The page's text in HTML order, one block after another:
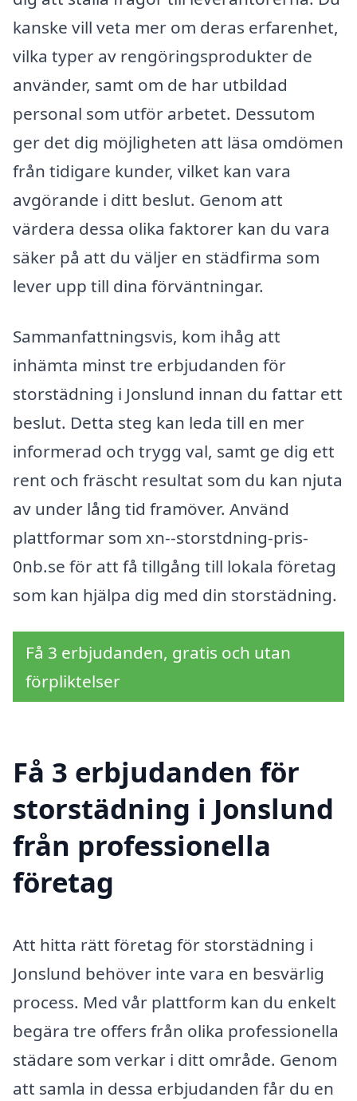
kanske vill veta mer om deras erfarenhet,
vilka typer av rengöringsprodukter de
använder, samt om de har utbildad
personal som utför arbetet. Dessutom
ger det dig möjligheten att läsa omdömen
från tidigare kunder, vilket kan vara
avgörande i ditt beslut. Genom att
värdera dessa olika faktorer kan du vara
säker på att du väljer en städfirma som
lever upp till dina förväntningar.
Sammanfattningsvis, kom ihåg att
inhämta minst tre erbjudanden för
storstädning i Jonslund innan du fattar ett
beslut. Detta steg kan leda till en mer
informerad och trygg val, samt ge dig ett
rent och fräscht resultat som du kan njuta
av under lång tid framöver. Använd
plattformar som xn--storstdning-pris-
0nb.se för att få tillgång till lokala företag
som kan hjälpa dig med din storstädning.
Få 3 erbjudanden, gratis och utan
förpliktelser
Få 3 erbjudanden för
storstädning i Jonslund
från professionella
företag
Att hitta rätt företag för storstädning i
Jonslund behöver inte vara en besvärlig
process. Med vår plattform kan du enkelt
begära tre offers från olika professionella
städare som verkar i ditt område. Genom
att samla in dessa erbjudanden får du en